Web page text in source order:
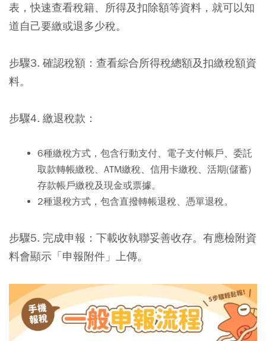
表，快速查看稅籍、所得及扣除額等資料，就可以知
道自己要繳或退多少稅。
步驟3. 確認稅額 ：查看綜合所得稅總額及扣繳稅額資
料。
步驟4. 繳退稅款 ：
6種繳稅方式，包含行動支付、電子支付帳戶、委託
取款轉帳繳稅、ATM繳稅、信用卡繳稅、活期(儲蓄)
存款帳戶繳稅及現金或票據。
2種退稅方式，包含直撥轉帳退稅、憑單退稅。
步驟5. 完成申報 ：下載收執聯妥善收存。有應檢附資
料會顯示「申報附件」上傳。